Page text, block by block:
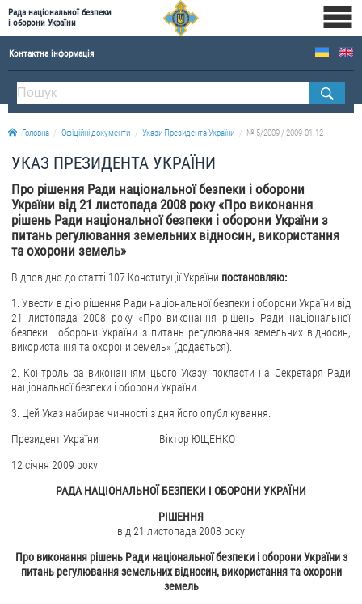
Рада національної безпеки
і оборони України
Контактна інформація
ПРО РНБОУ
Склад Ради національної безпеки і оборони України
Апарат Ради національної безпеки і оборони України
Правова основа діяльності Ради національної безпеки і оборони України
Історична довідка про діяльність Ради національної безпеки і оборони України
ОФІЦІЙНІ ДОКУМЕНТИ
ПРЕСЦЕНТР
Drone Deals
Фотогалерея
ЗВЕРНЕННЯ ГРОМАДЯН
Звернення громадян
Електронне звернення
Організація доступу до публічної інформації
Запит на отримання публічної інформації
Облік публічної інформації
Питання запобігання корупції
Головна Офіційні документи Укази Президента України № 5/2009 / 2009-01-12
УКАЗ ПРЕЗИДЕНТА УКРАЇНИ
Про рішення Ради національної безпеки і оборони
України від 21 листопада 2008 року «Про виконання
рішень Ради національної безпеки і оборони України з
питань регулювання земельних відносин, використання
та охорони земель»
Відповідно до статті 107 Конституції України постановляю:
1. Увести в дію рішення Ради національної безпеки і оборони України від
21 листопада 2008 року «Про виконання рішень Ради національної
безпеки і оборони України з питань регулювання земельних відносин,
використання та охорони земель» (додається).
2. Контроль за виконанням цього Указу покласти на Секретаря Ради
національної безпеки і оборони України.
3. Цей Указ набирає чинності з дня його опублікування.
Президент України Віктор ЮЩЕНКО
12 січня 2009 року
РАДА НАЦІОНАЛЬНОЇ БЕЗПЕКИ І ОБОРОНИ УКРАЇНИ
РІШЕННЯ
від 21 листопада 2008 року
Про виконання рішень Ради національної безпеки і оборони України з
питань регулювання земельних відносин, використання та охорони
земель